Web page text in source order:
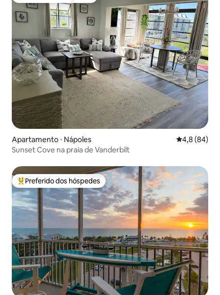
Apartamento ⋅ Nápoles 4,8 de uma
4,8 (84)
Sunset Cove na praia de Vanderbilt
Entre os melhores preferidos dos hóspedes
Preferido dos hóspedes